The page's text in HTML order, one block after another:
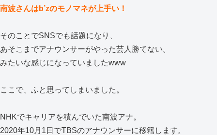
南波さんはb’zのモノマネが上手い！
そのことでSNSでも話題になり、
あそこまでアナウンサーがやった芸人勝てない。
みたいな感じになっていましたwww
ここで、ふと思ってしまいました。
NHKでキャリアを積んでいた南波アナ。
2020年10月1日でTBSのアナウンサーに移籍します。